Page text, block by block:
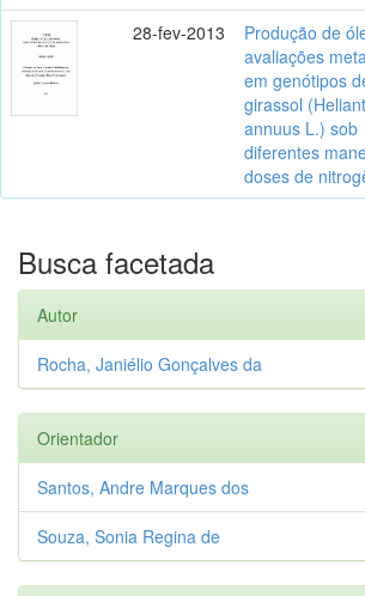
28-fev-2013
Produção de
avaliações
em genótipos
girassol
annuus L.) sob
diferentes
doses de
Busca facetada
Autor
Rocha, Janiélio Gonçalves da
Orientador
Santos, Andre Marques dos
Souza, Sonia Regina de